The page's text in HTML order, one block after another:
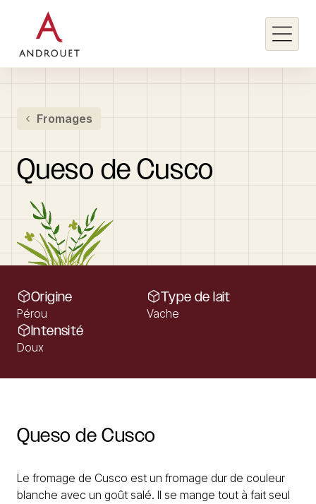
Rechercher un mot clé
Fromages
Queso de Cusco
Origine
Pérou
Type de lait
Vache
Intensité
Doux
Queso de Cusco
Le fromage de Cusco est un fromage dur de couleur
blanche avec un goût salé. Il se mange tout à fait seul